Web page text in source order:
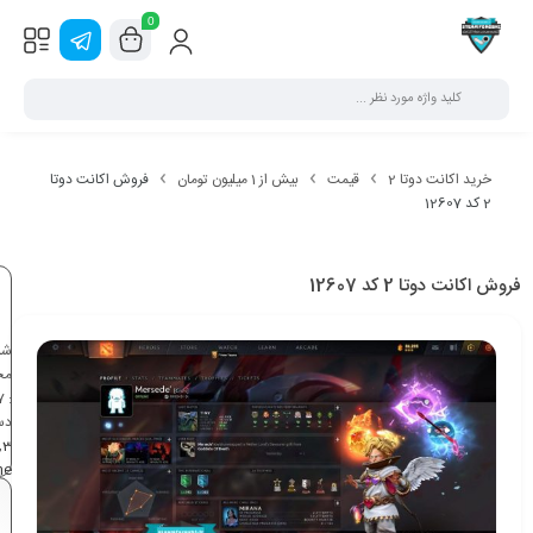
0
خرید اکانت دوتا 2 قیمت بیش از 1 میلیون تومان
فروش اکانت دوتا
2 کد 12607
فروش اکانت دوتا 2 کد 12607
:
3
,